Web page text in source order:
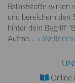
Ballaststoffe wirken
und bereichern den
hinter dem Begriff
Aufme... »
Online